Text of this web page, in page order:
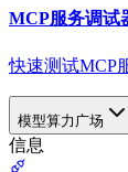
MCP服务调试
快速测试MCP
模型算力广场
信息